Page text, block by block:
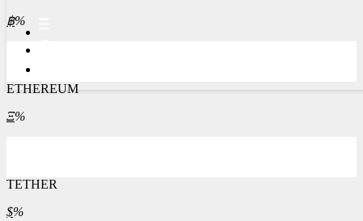
฿%
ETHEREUM
Ξ%
TETHER
$%